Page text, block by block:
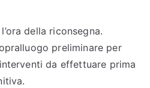
della riconsegna.
preliminare per
da effettuare prima